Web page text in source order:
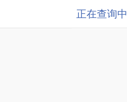
正在查询中